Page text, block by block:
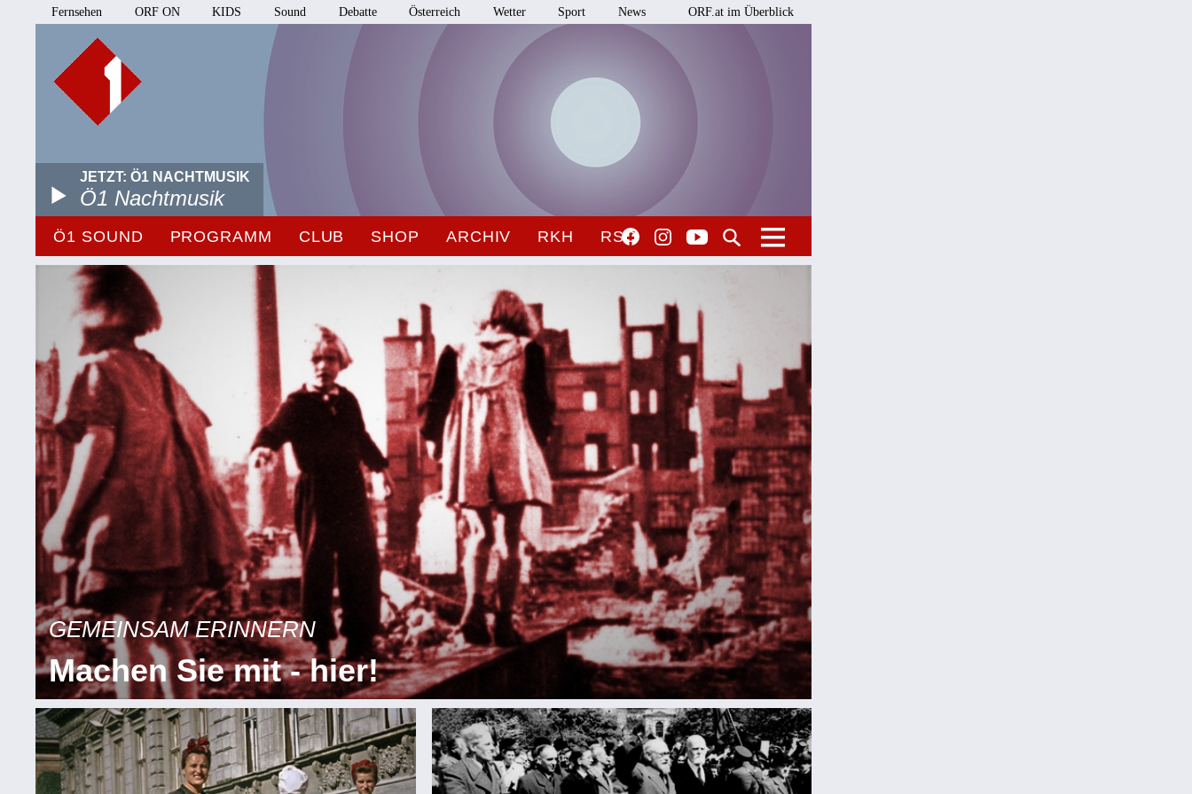
Fernsehen ORF ON KIDS Sound Debatte Österreich Wetter Sport News ORF.at im Überblick
JETZT: Ö1 NACHTMUSIK
Ö1 Nachtmusik
Ö1 SOUND PROGRAMM CLUB SHOP ARCHIV RKH RSO
GEMEINSAM ERINNERN
Machen Sie mit - hier!